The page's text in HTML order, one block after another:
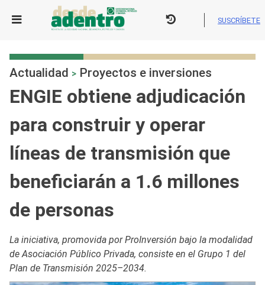
SUSCRÍBETE
Actualidad > Proyectos e inversiones
ENGIE obtiene adjudicación
para construir y operar
líneas de transmisión que
beneficiarán a 1.6 millones
de personas
La iniciativa, promovida por ProInversión bajo la modalidad
de Asociación Público Privada, consiste en el Grupo 1 del
Plan de Transmisión 2025–2034.